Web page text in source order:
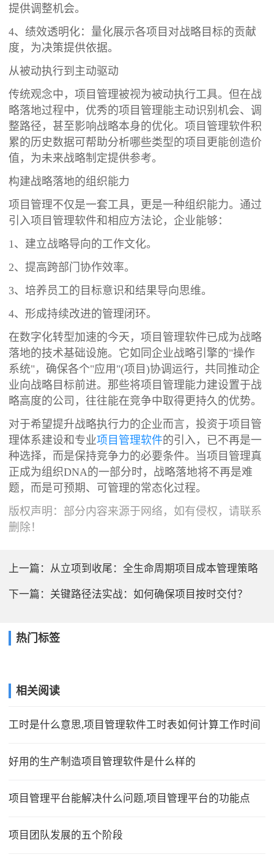
提供调整机会。
4、绩效透明化：量化展示各项目对战略目标的贡献
度，为决策提供依据。
从被动执行到主动驱动
传统观念中，项目管理被视为被动执行工具。但在战
略落地过程中，优秀的项目管理能主动识别机会、调
整路径，甚至影响战略本身的优化。项目管理软件积
累的历史数据可帮助分析哪些类型的项目更能创造价
值，为未来战略制定提供参考。
构建战略落地的组织能力
项目管理不仅是一套工具，更是一种组织能力。通过
引入项目管理软件和相应方法论，企业能够：
1、建立战略导向的工作文化。
2、提高跨部门协作效率。
3、培养员工的目标意识和结果导向思维。
4、形成持续改进的管理闭环。
在数字化转型加速的今天，项目管理软件已成为战略
落地的技术基础设施。它如同企业战略引擎的"操作
系统"，确保各个"应用"(项目)协调运行，共同推动企
业向战略目标前进。那些将项目管理能力建设置于战
略高度的公司，往往能在竞争中取得更持久的优势。
对于希望提升战略执行力的企业而言，投资于项目管
理体系建设和专业项目管理软件的引入，已不再是一
种选择，而是保持竞争力的必要条件。当项目管理真
正成为组织DNA的一部分时，战略落地将不再是难
题，而是可预期、可管理的常态化过程。
版权声明：部分内容来源于网络，如有侵权，请联系
删除！
上一篇： 从立项到收尾：全生命周期项目成本管理策略
下一篇： 关键路径法实战：如何确保项目按时交付？
热门标签
相关阅读
工时是什么意思,项目管理软件工时表如何计算工作时间
好用的生产制造项目管理软件是什么样的
项目管理平台能解决什么问题,项目管理平台的功能点
项目团队发展的五个阶段